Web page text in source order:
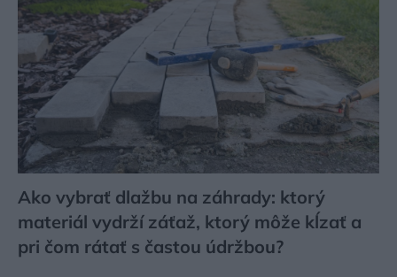
Ako vybrať dlažbu na záhrady: ktorý
materiál vydrží záťaž, ktorý môže kĺzať a
pri čom rátať s častou údržbou?